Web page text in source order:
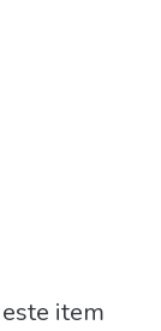
item